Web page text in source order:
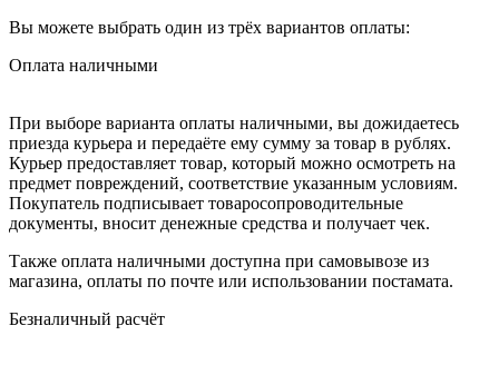
Вы можете выбрать один из трёх вариантов оплаты:
Оплата наличными
При выборе варианта оплаты наличными, вы дожидаетесь
приезда курьера и передаёте ему сумму за товар в рублях.
Курьер предоставляет товар, который можно осмотреть на
предмет повреждений, соответствие указанным условиям.
Покупатель подписывает товаросопроводительные
документы, вносит денежные средства и получает чек.
Также оплата наличными доступна при самовывозе из
магазина, оплаты по почте или использовании постамата.
Безналичный расчёт